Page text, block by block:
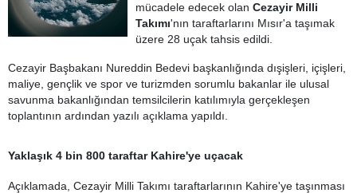
mücadele edecek olan Cezayir Milli
Takımı'nın taraftarlarını Mısır'a taşımak
üzere 28 uçak tahsis edildi.
Cezayir Başbakanı Nureddin Bedevi başkanlığında dışişleri, içişleri,
maliye, gençlik ve spor ve turizmden sorumlu bakanlar ile ulusal
savunma bakanlığından temsilcilerin katılımıyla gerçekleşen
toplantının ardından yazılı açıklama yapıldı.
Yaklaşık 4 bin 800 taraftar Kahire'ye uçacak
Açıklamada, Cezayir Milli Takımı taraftarlarının Kahire'ye taşınması